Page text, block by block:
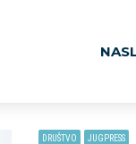
DRUŠTVO JUGPRESS